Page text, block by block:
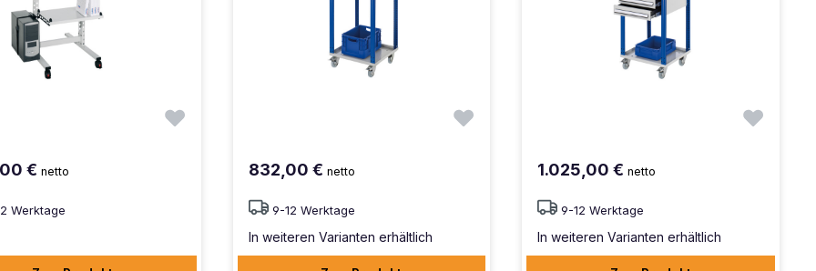
€ netto
Werktage
832,00 € netto
9-12 Werktage
In weiteren Varianten erhältlich
1.025,00 €netto
9-12 Werktage
In weiteren Varianten erhältlich